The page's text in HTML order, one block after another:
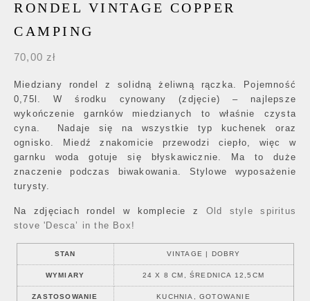
RONDEL VINTAGE COPPER
CAMPING
70,00 zł
Miedziany rondel z solidną żeliwną rączka. Pojemność
0,75l. W środku cynowany (zdjęcie) – najlepsze
wykończenie garnków miedzianych to właśnie czysta
cyna. Nadaje się na wszystkie typ kuchenek oraz
ognisko. Miedź znakomicie przewodzi ciepło, więc w
garnku woda gotuje się błyskawicznie. Ma to duże
znaczenie podczas biwakowania. Stylowe wyposażenie
turysty.
Na zdjęciach rondel w komplecie z Old style spiritus
stove 'Desca’ in the Box!
STAN VINTAGE | DOBRY
WYMIARY 24 X 8 CM, ŚREDNICA 12,5CM
ZASTOSOWANIE KUCHNIA, GOTOWANIE